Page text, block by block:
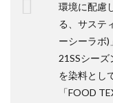
環境に配慮
る、サステ
ーシーラボ)
21SSシー
を染料とし
「FOOD